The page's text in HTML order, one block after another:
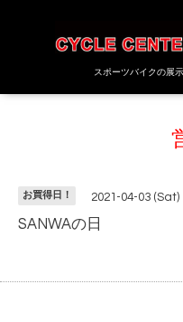
スポーツバイクの展
お買得日！ 2021-04-03 (Sat)
SANWAの日